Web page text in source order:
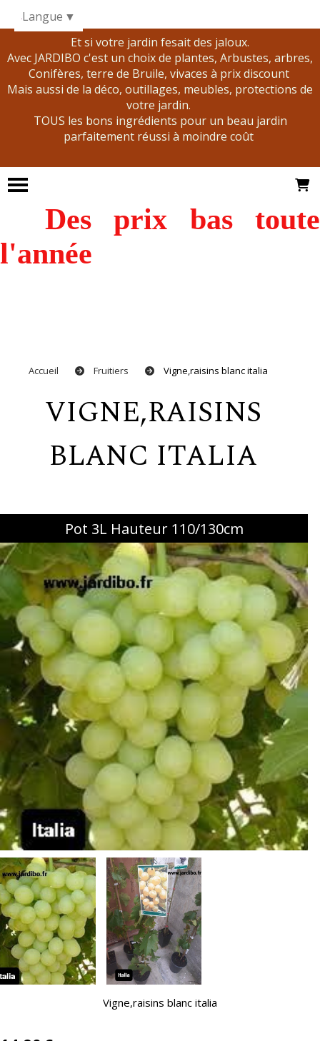
Et si votre jardin fesait des jaloux.
Avec JARDIBO c'est un choix de plantes, Arbustes, arbres,
Conifères, terre de Bruile, vivaces à prix discount
Mais aussi de la déco, outillages, meubles, protections de
votre jardin.
TOUS les bons ingrédients pour un beau jardin
parfaitement réussi à moindre coût
Des prix bas toute
l'année
Accueil Fruitiers Vigne,raisins blanc italia
VIGNE,RAISINS
BLANC ITALIA
Pot 3L Hauteur 110/130cm
Vigne,raisins blanc italia
Langue ▼